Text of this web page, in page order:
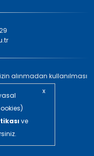
alınmadan kullanılması
Saklıdır.
ve
x